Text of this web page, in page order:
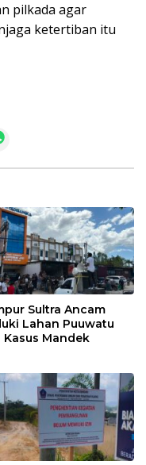
pilkada agar
ketertiban itu
Sultra Ancam
Lahan Puuwatu
Kasus Mandek